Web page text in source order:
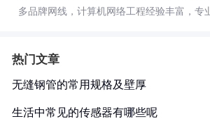
多品牌网线，计算机网络工程经验丰富，专
热门文章
无缝钢管的常用规格及壁厚
生活中常见的传感器有哪些呢